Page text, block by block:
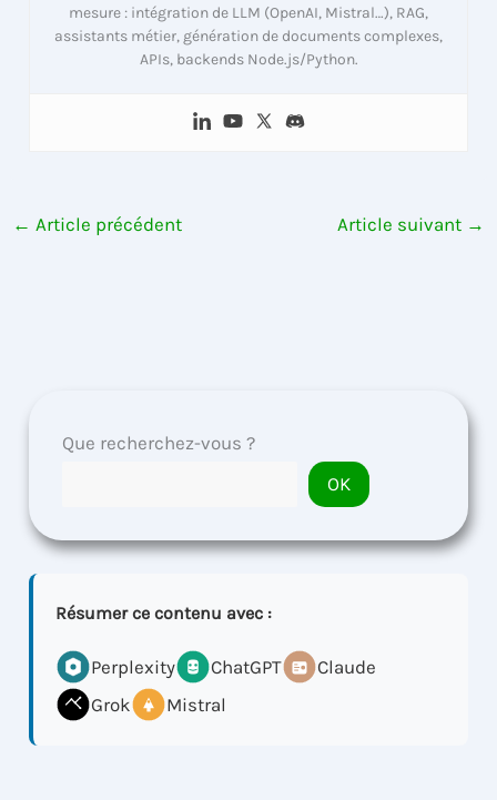
mesure : intégration de LLM (OpenAI, Mistral…), RAG,
assistants métier, génération de documents complexes,
APIs, backends Node.js/Python.
← Article précédent Article suivant →
Que recherchez-vous ?
OK
Résumer ce contenu avec :
Perplexity ChatGPT
Claude
Grok
Mistral